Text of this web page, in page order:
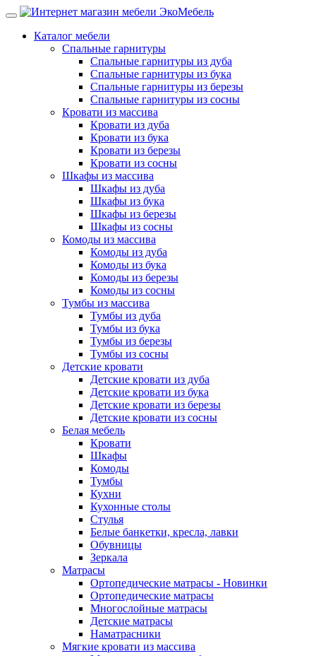
Каталог мебели
Спальные гарнитуры
Спальные гарнитуры из дуба
Спальные гарнитуры из бука
Спальные гарнитуры из березы
Спальные гарнитуры из сосны
Кровати из массива
Кровати из дуба
Кровати из бука
Кровати из березы
Кровати из сосны
Шкафы из массива
Шкафы из дуба
Шкафы из бука
Шкафы из березы
Шкафы из сосны
Комоды из массива
Комоды из дуба
Комоды из бука
Комоды из березы
Комоды из сосны
Тумбы из массива
Тумбы из дуба
Тумбы из бука
Тумбы из березы
Тумбы из сосны
Детские кровати
Детские кровати из дуба
Детские кровати из бука
Детские кровати из березы
Детские кровати из сосны
Белая мебель
Кровати
Шкафы
Комоды
Тумбы
Кухни
Кухонные столы
Стулья
Белые банкетки, кресла, лавки
Обувницы
Зеркала
Матрасы
Ортопедические матрасы - Новинки
Ортопедические матрасы
Многослойные матрасы
Детские матрасы
Наматрасники
Мягкие кровати из массива